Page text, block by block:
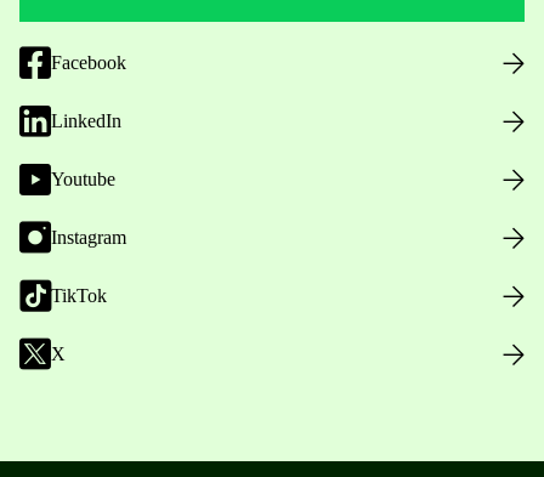
Facebook
LinkedIn
Youtube
Instagram
TikTok
X